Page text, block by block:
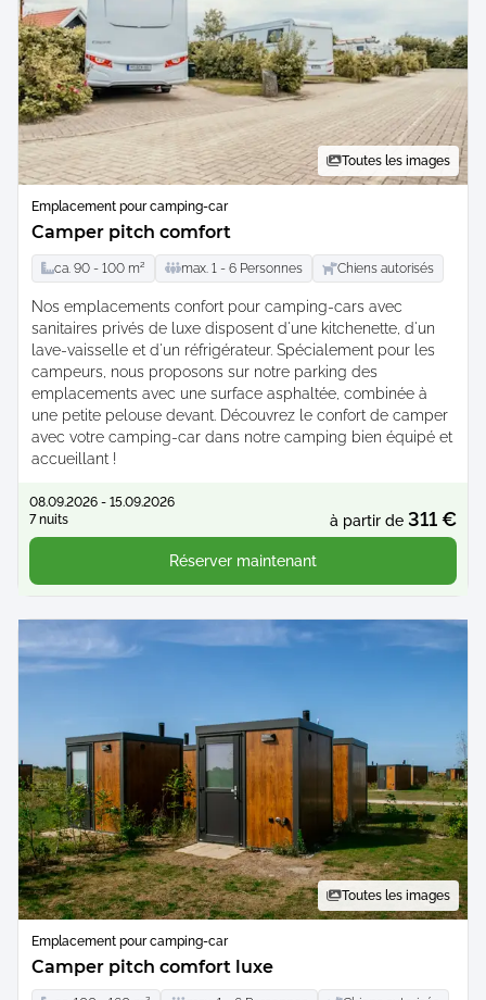
Toutes les images
Emplacement pour camping-car
Camper pitch comfort
ca. 90 - 100 m² max. 1 - 6 Personnes Chiens autorisés
Nos emplacements confort pour camping-cars avec
sanitaires privés de luxe disposent d'une kitchenette, d'un
lave-vaisselle et d'un réfrigérateur. Spécialement pour les
campeurs, nous proposons sur notre parking des
emplacements avec une surface asphaltée, combinée à
une petite pelouse devant. Découvrez le confort de camper
avec votre camping-car dans notre camping bien équipé et
accueillant !
08.09.2026 - 15.09.2026
7 nuits
à partir de 311 €
Réserver maintenant
Toutes les images
Emplacement pour camping-car
Camper pitch comfort luxe